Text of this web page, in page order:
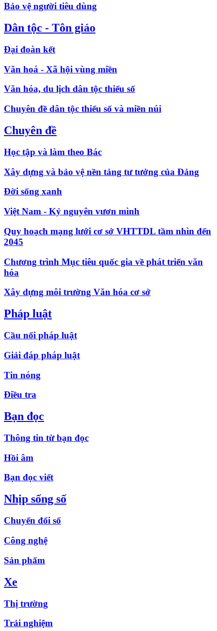
Bảo vệ người tiêu dùng
Dân tộc - Tôn giáo
Đại đoàn kết
Văn hoá - Xã hội vùng miền
Văn hóa, du lịch dân tộc thiểu số
Chuyên đề dân tộc thiểu số và miền núi
Chuyên đề
Học tập và làm theo Bác
Xây dựng và bảo vệ nền tảng tư tưởng của Đảng
Đời sống xanh
Việt Nam - Kỷ nguyên vươn mình
Quy hoạch mạng lưới cơ sở VHTTDL tầm nhìn đến
2045
Chương trình Mục tiêu quốc gia về phát triển văn
hóa
Xây dựng môi trường Văn hóa cơ sở
Pháp luật
Cầu nối pháp luật
Giải đáp pháp luật
Tin nóng
Điều tra
Bạn đọc
Thông tin từ bạn đọc
Hồi âm
Bạn đọc viết
Nhịp sống số
Chuyển đổi số
Công nghệ
Sản phẩm
Xe
Thị trường
Trải nghiệm